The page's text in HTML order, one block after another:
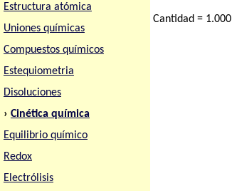
Estructura atómica
Uniones químicas
Compuestos químicos
Estequiometria
Disoluciones
› Cinética química
Equilibrio químico
Redox
Electrólisis
Cantidad =